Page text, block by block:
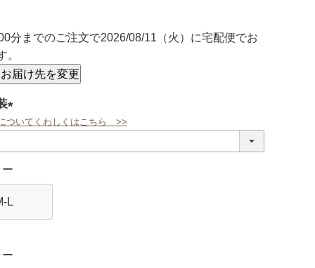
分 までのご注文で2026/08/11（火） に宅配便でお
。
お届け先を変更
(必
ついてくわしくはこちら >>
L